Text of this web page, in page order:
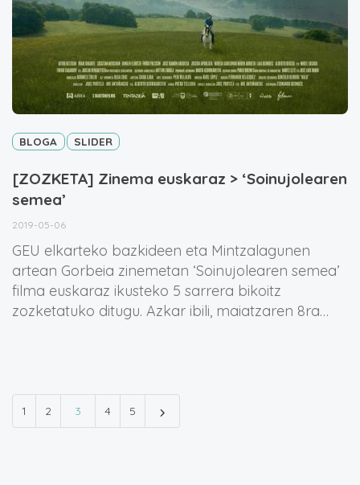
BLOGA SLIDER
[ZOZKETA] Zinema euskaraz > ‘Soinujolearen
semea’
2019-05-06
GEU elkarteko bazkideen eta Mintzalagunen
artean Gorbeia zinemetan ‘Soinujolearen semea’
filma euskaraz ikusteko 5 sarrera bikoitz
zozketatuko ditugu. Azkar ibili, maiatzaren 8ra…
1 2 3 4 5